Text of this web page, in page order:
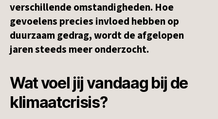
verschillende omstandigheden. Hoe
gevoelens precies invloed hebben op
duurzaam gedrag, wordt de afgelopen
jaren steeds meer onderzocht.
Wat voel jij vandaag bij de
klimaatcrisis?